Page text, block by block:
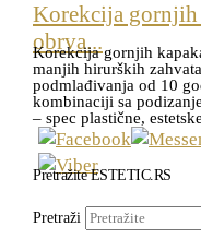
Korekcija gornjih
obrva...
Korekcija gornjih
manjih hirurških
podmlađivanja od 10
kombinaciji sa
– spec plastične,
Pretražite ESTETIC.RS
Pretraži